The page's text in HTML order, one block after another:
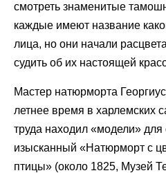
смотреть знаменитые
каждые имеют название
лица, но они начали
судить об их настоящей
Мастер натюрморта
летнее время в харлемских
труда находил «модели»
изысканный «Натюрморт с
птицы» (около 1825, Музей